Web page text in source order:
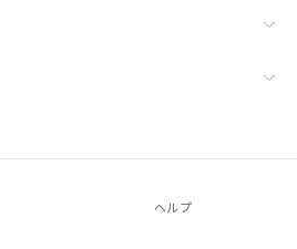
ヘルプ